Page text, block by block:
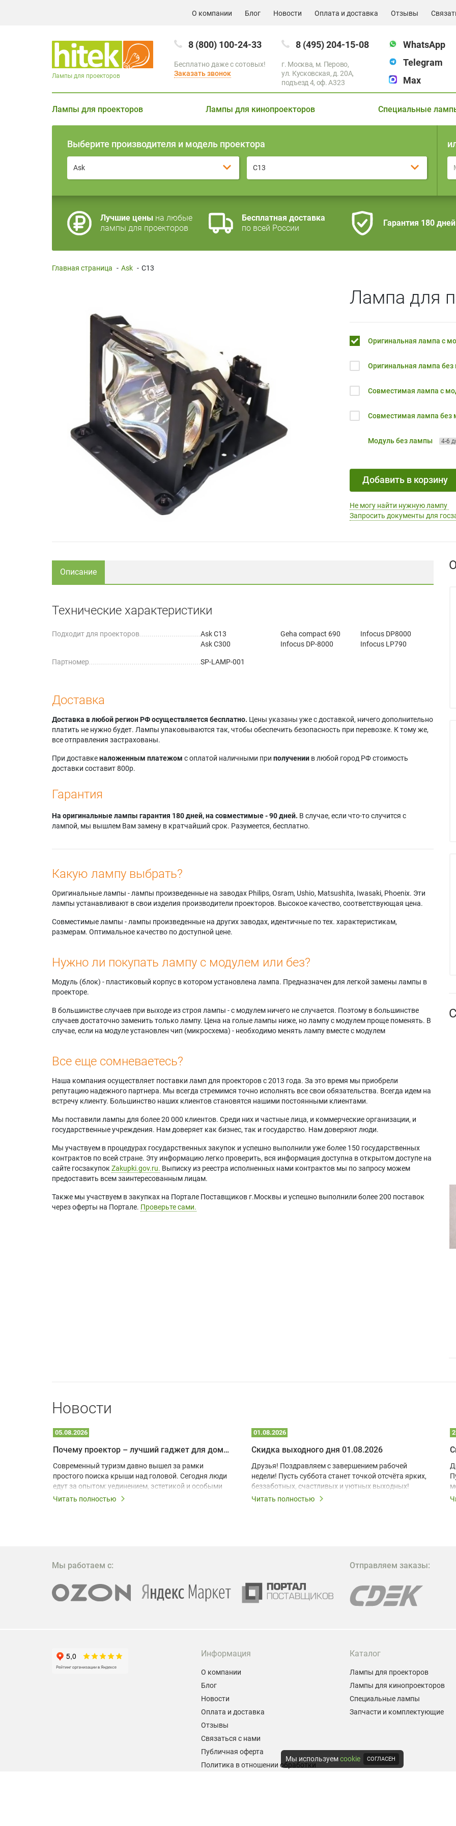
О компании Блог Новости Оплата и доставка Отзывы
8 (800) 100-24-33
Бесплатно даже с сотовых!
Заказать звонок
8 (495) 204-15-08
г. Москва, м. Перово,
ул. Кусковская, д. 20А,
подъезд 4, оф. A323
WhatsApp
Telegram
Max
Лампы для проекторов
Лампы для проекторов Лампы для кинопроекторов Специальные
Выберите производителя и модель проектора
Ask C13
Лучшие цены на любые
лампы для проекторов
Бесплатная доставка
по всей России
Гарантия 180 дней
Главная страница - Ask - C13
Лампа для
Оригинальная лампа с
Оригинальная лампа без
Совместимая лампа с
Совместимая лампа без
Модуль без лампы 4-6
Добавить в корзину
Не могу найти нужную лампу
Запросить документы для
Описание
Технические характеристики
Подходит для проекторов
Ask C13
Ask C300
Geha compact 690
Infocus DP-8000
Infocus DP8000
Infocus LP790
Партномер SP-LAMP-001
Доставка
Доставка в любой регион РФ осуществляется бесплатно. Цены указаны уже с доставкой, ничего дополнительно
платить не нужно будет. Лампы упаковываются так, чтобы обеспечить безопасность при перевозке. К тому же,
все отправления застрахованы.
При доставкеналоженным платежом с оплатой наличными при получении в любой город РФ стоимость
доставки составит 800р.
Гарантия
На оригинальные лампы гарантия 180 дней, на совместимые - 90 дней. В случае, если что-то случится с
лампой, мы вышлем Вам замену в кратчайший срок. Разумеется, бесплатно.
Какую лампу выбрать?
Оригинальные лампы - лампы произведенные на заводах Philips, Osram, Ushio, Matsushita, Iwasaki, Phoenix. Эти
лампы устанавливают в свои изделия производители проекторов. Высокое качество, соответствующая цена.
Совместимые лампы - лампы произведенные на других заводах, идентичные по тех. характеристикам,
размерам. Оптимальное качество по доступной цене.
Нужно ли покупать лампу с модулем или без?
Модуль (блок) - пластиковый корпус в котором установлена лампа. Предназначен для легкой замены лампы в
проекторе.
В большинстве случаев при выходе из строя лампы - с модулем ничего не случается. Поэтому в большинстве
случаев достаточно заменить только лампу. Цена на голые лампы ниже, но лампу с модулем проще поменять. В
случае, если на модуле установлен чип (микросхема) - необходимо менять лампу вместе с модулем
Все еще сомневаетесь?
Наша компания осуществляет поставки ламп для проекторов с 2013 года. За это время мы приобрели
репутацию надежного партнера. Мы всегда стремимся точно исполнять все свои обязательства. Всегда идем на
встречу клиенту. Большинство наших клиентов становятся нашими постоянными клиентами.
Мы поставили лампы для более 20 000 клиентов. Среди них и частные лица, и коммерческие организации, и
государственные учреждения. Нам доверяет как бизнес, так и государство. Нам доверяют люди.
Мы участвуем в процедурах государственных закупок и успешно выполнили уже более 150 государственных
контрактов по всей стране. Эту информацию легко проверить, вся информация доступна в открытом доступе на
сайте госзакупок Zakupki.gov.ru. Выписку из реестра исполненных нами контрактов мы по запросу можем
предоставить всем заинтересованным лицам.
Также мы участвуем в закупках на Портале Поставщиков г.Москвы и успешно выполнили более 200 поставок
через оферты на Портале. Проверьте сами.
Новости
05.08.2026
Почему проектор – лучший гаджет для домика в глэмпинге
Современный туризм давно вышел за рамки
простого поиска крыши над головой. Сегодня люди
едут за опытом: уединением, эстетикой и особыми
ощущениями. Владельцы A-frame домов,
эффективных и бюджетных способов стать
проектора.
Читать полностью
01.08.2026
Скидка выходного дня 01.08.2026
Друзья! Поздравляем с завершением рабочей
недели! Пусть суббота станет точкой отсчёта ярких,
беззаботных, счастливых и уютных выходных!
Читать полностью
Мы работаем с: Отправляем заказы:
Информация
О компании
Блог
Новости
Оплата и доставка
Отзывы
Связаться с нами
Публичная оферта
Политика в отношении обработки
Каталог
Лампы для проекторов
Лампы для кинопроекторов
Специальные лампы
Запчасти и комплектующие
Мы используемcookie СОГЛАСЕН